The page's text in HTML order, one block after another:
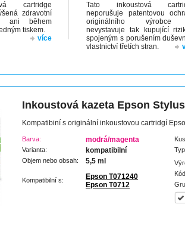
cartridge
zdravotní
ani během
tiskem.
více
Tato inkoustová
neporušuje patentovou
originálního
nevystavuje tak kupující
spojeným s porušením
vlastnictví třetích stran.
Inkoustová kazeta Epson
Kompatibiní s originální inkoustovou cartridgí
Barva: modrá/magenta
Varianta: kompatibilní
Objem nebo obsah: 5,5 ml
Kompatibilní s:
Epson T071240
Epson T0712